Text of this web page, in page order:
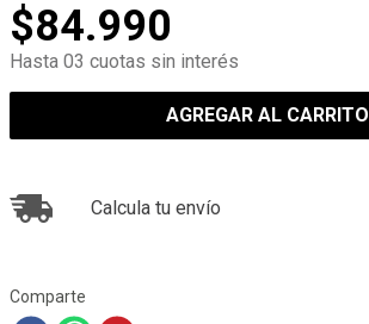
$84.990
Hasta 03 cuotas sin interés
AGREGAR AL CARRITO
Calcula tu envío
Comparte